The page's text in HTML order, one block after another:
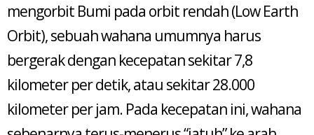
mengorbit Bumi pada orbit rendah (Low Earth
Orbit), sebuah wahana umumnya harus
bergerak dengan kecepatan sekitar 7,8
kilometer per detik, atau sekitar 28.000
kilometer per jam. Pada kecepatan ini, wahana